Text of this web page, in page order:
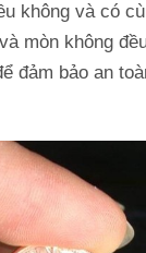
không và có
mòn không
đảm bảo an